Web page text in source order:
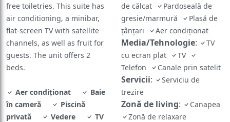
free toiletries. This suite has
air conditioning, a minibar,
flat-screen TV with satellite
channels, as well as fruit for
guests. The unit offers 2
beds.
Aer condiționat
Baie
în cameră
Piscină
privată
Vedere
TV
de călcat
Pardoseală de
gresie/marmură
Plasă de
țânțari
Aer condiționat
Media/Tehnologie:
TV
cu ecran plat
TV
Telefon
Canale prin satelit
Servicii:
Serviciu de
trezire
Zonă de living:
Canapea
Zonă de relaxare